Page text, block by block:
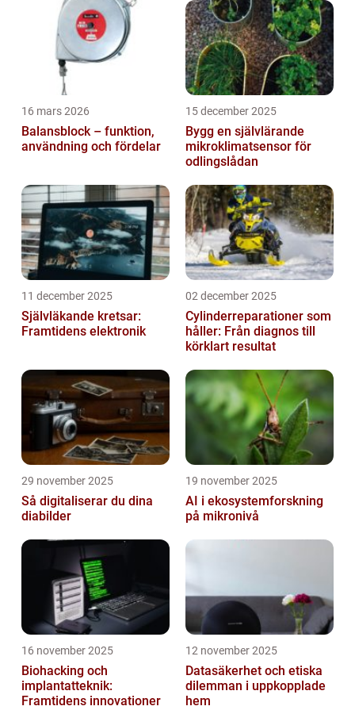
16 mars 2026
Balansblock – funktion,
användning och fördelar
15 december 2025
Bygg en självlärande
mikroklimatsensor för
odlingslådan
11 december 2025
Självläkande kretsar:
Framtidens elektronik
02 december 2025
Cylinderreparationer som
håller: Från diagnos till
körklart resultat
29 november 2025
Så digitaliserar du dina
diabilder
19 november 2025
AI i ekosystemforskning
på mikronivå
16 november 2025
Biohacking och
implantatteknik:
Framtidens innovationer
12 november 2025
Datasäkerhet och etiska
dilemman i uppkopplade
hem